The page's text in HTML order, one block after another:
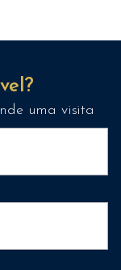
uma visita